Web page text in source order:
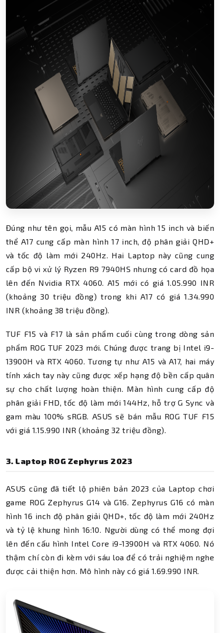
Đúng như tên gọi, mẫu A15 có màn hình 15 inch và biến
thể A17 cung cấp màn hình 17 inch, độ phân giải QHD+
và tốc độ làm mới 240Hz. Hai Laptop này cũng cung
cấp bộ vi xử lý Ryzen R9 7940HS nhưng có card đồ họa
lên đến Nvidia RTX 4060. A15 mới có giá 1.05.990 INR
(khoảng 30 triệu đồng) trong khi A17 có giá 1.34.990
INR (khoảng 38 triệu đồng).
TUF F15 và F17 là sản phẩm cuối cùng trong dòng sản
phẩm ROG TUF 2023 mới. Chúng được trang bị Intel i9-
13900H và RTX 4060. Tương tự như A15 và A17, hai máy
tính xách tay này cũng được xếp hạng độ bền cấp quân
sự cho chất lượng hoàn thiện. Màn hình cung cấp độ
phân giải FHD, tốc độ làm mới 144Hz, hỗ trợ G Sync và
gam màu 100% sRGB. ASUS sẽ bán mẫu ROG TUF F15
với giá 1.15.990 INR (khoảng 32 triệu đồng).
3. Laptop ROG Zephyrus 2023
ASUS cũng đã tiết lộ phiên bản 2023 của Laptop chơi
game ROG Zephyrus G14 và G16. Zephyrus G16 có màn
hình 16 inch độ phân giải QHD+, tốc độ làm mới 240Hz
và tỷ lệ khung hình 16:10. Người dùng có thể mong đợi
lên đến cấu hình Intel Core i9-13900H và RTX 4060. Nó
thậm chí còn đi kèm với sáu loa để có trải nghiệm nghe
được cải thiện hơn. Mô hình này có giá 1.69.990 INR.